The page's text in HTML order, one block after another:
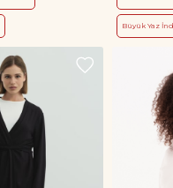
Büyük Yaz